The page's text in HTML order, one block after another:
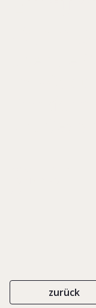
zurück